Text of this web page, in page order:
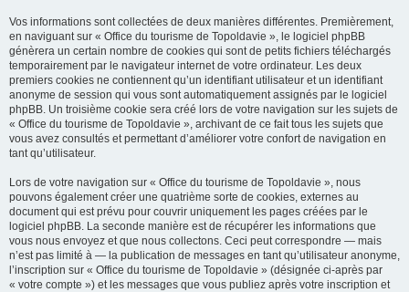
Vos informations sont collectées de deux manières différentes. Premièrement,
en naviguant sur « Office du tourisme de Topoldavie », le logiciel phpBB
génèrera un certain nombre de cookies qui sont de petits fichiers téléchargés
temporairement par le navigateur internet de votre ordinateur. Les deux
premiers cookies ne contiennent qu’un identifiant utilisateur et un identifiant
anonyme de session qui vous sont automatiquement assignés par le logiciel
phpBB. Un troisième cookie sera créé lors de votre navigation sur les sujets de
« Office du tourisme de Topoldavie », archivant de ce fait tous les sujets que
vous avez consultés et permettant d’améliorer votre confort de navigation en
tant qu’utilisateur.
Lors de votre navigation sur « Office du tourisme de Topoldavie », nous
pouvons également créer une quatrième sorte de cookies, externes au
document qui est prévu pour couvrir uniquement les pages créées par le
logiciel phpBB. La seconde manière est de récupérer les informations que
vous nous envoyez et que nous collectons. Ceci peut correspondre — mais
n’est pas limité à — la publication de messages en tant qu’utilisateur anonyme,
l’inscription sur « Office du tourisme de Topoldavie » (désignée ci-après par
« votre compte ») et les messages que vous publiez après votre inscription et